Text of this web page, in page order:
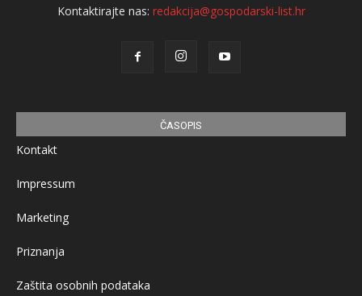
Kontaktirajte nas: redakcija@gospodarski-list.hr
ČASOPIS
Kontakt
Impressum
Marketing
Priznanja
Zaštita osobnih podataka